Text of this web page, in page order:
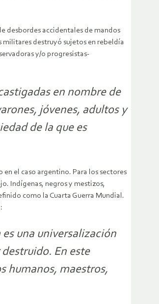
desbordes accidentales de mandos
militares destruyó sujetos en rebeldía
y/o progresistas-
en nombre de
jóvenes, adultos y
de la que es
el caso argentino. Para los sectores
Indígenas, negros y mestizos,
como la Cuarta Guerra Mundial.
una universalización
En este
humanos, maestros,